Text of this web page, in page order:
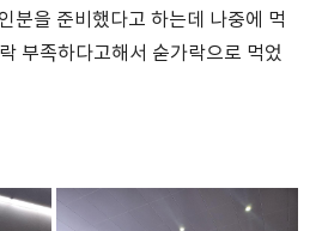
분을 준비했다고 하는데 나중에 먹
부족하다고해서 숟가락으로 먹었